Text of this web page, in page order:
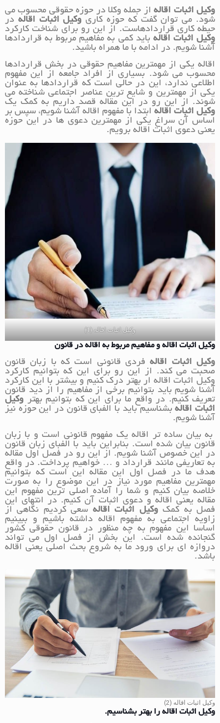
وکیل اثبات اقالهاز جمله وکلا در حوزه حقوقی محسوب می
شود. می توان گفت که حوزه کاری وکیل اثبات اقاله در
حیطه کاری قراردادهاست. از این رو برای شناخت کارکرد
وکیل اثبات اقاله باید کمی به مفاهیم مربوط به قراردادها
آشنا شویم. در ادامه با ما همراه باشید.
اقاله یکی از مهمترین مفاهیم حقوقی در بخش قراردادها
محسوب می شود. بسیاری از افراد جامعه از این مفهوم
اطلاعی ندارد، این در حالی است که قراردادها به عنوان
یکی از مهمترین و شایع ترین عناصر اجتماعی شناخته می
شوند. از این رو در این مقاله قصد داریم به کمک یک
وکیل اثبات اقاله ابتدا با مفهوم اقاله آشنا شویم، سپس بر
اساس آن سراغ یکی از مهمترین دعوی ها در این حوزه
یعنی دعوی اثبات اقاله برویم.
وکیل اثبات اقاله (1)
وکیل اثبات اقاله و مفاهیم مربوط به اقاله در قانون
وکیل اثبات اقالهفردی قانونی است که با زبان قانون
صحبت می کند. از این رو برای این که بتوانیم کارکرد
وکیل اثبات اقاله ار بهتر درک کنیم و بیشتر با این کارکرد
آشنا شویم باید بتوانیم برخی از مفاهیم را از دید قانون
تعریف کنیم. در واقع ما برای این که بتوانیم بهتر وکیل
اثبات اقالهبشناسیم باید با الفبای قانون در این حوزه نیز
آشنا شویم.
به بیان ساده تر اقاله یک مفهوم قانونی است و با زبان
قانون بیان شده است. بنابراین باید با الفبای زبان قانون
در این خصوص آشنا شویم. از این رو در فصل اول مقاله
به تعاریفی مانند قرارداد و … خواهیم پرداخت. در واقع
هدف ما در فصل اول این مقاله این است که بتوانیم
مهمترین مفاهیم مورد نیاز در این موضوع را به صورت
خلاصه بیان کنیم و شما را آماده اصلی ترین مفهوم این
مقاله یعنی اقاله و دعوی اثبات آن کنیم. در انتهای این
فصل به کمکوکیل اثبات اقاله سعی کردیم نگاهی از
زاویه اجتماعی به مفهوم اقاله داشته باشیم و ببینیم
اساسا این مفهوم به چه منظور در قانون حقوقی کشور
گنجانده شده است. این بخش از فصل اول می تواند
دروازه ای برای ورود ما به شروع بحث اصلی یعنی اقاله
باشد.
وکیل اثبات اقاله (2)
وکیل اثبات اقاله را بهتر بشناسیم.